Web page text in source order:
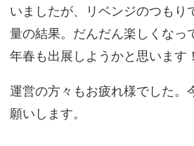
いましたが、リベンジのつもり
量の結果。だんだん楽しくなっ
年春も出展しようかと思います！
運営の方々もお疲れ様でした。
願いします。